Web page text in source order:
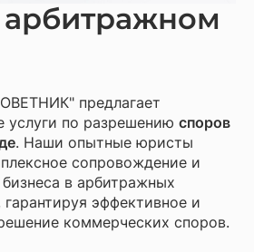
предлагает
услуги по разрешению споров
. Наши опытные юристы
сопровождение и
в арбитражных
гарантируя эффективное и
коммерческих споров.